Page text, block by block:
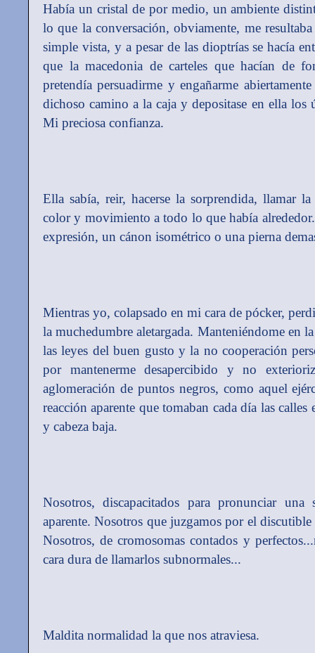
Había un cristal de por medio, un ambiente
lo que la conversación, obviamente, me
simple vista, y a pesar de las dioptrías se hacía
que la macedonia de carteles que hacían de
pretendía persuadirme y engañarme
dichoso camino a la caja y depositase en ella los
Mi preciosa confianza.
Ella sabía, reir, hacerse la sorprendida, llamar
color y movimiento a todo lo que había
expresión, un cánon isométrico o una pierna
Mientras yo, colapsado en mi cara de pócker,
la muchedumbre aletargada. Manteniéndome en
las leyes del buen gusto y la no cooperación
por mantenerme desapercibido y no
aglomeración de puntos negros, como aquel
reacción aparente que tomaban cada día las
y cabeza baja.
Nosotros, discapacitados para pronunciar
aparente. Nosotros que juzgamos por el
Nosotros, de cromosomas contados y
cara dura de llamarlos subnormales...
Maldita normalidad la que nos atraviesa.